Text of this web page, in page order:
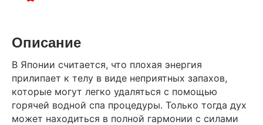
Описание
В Японии считается, что плохая энергия
прилипает к телу в виде неприятных запахов,
которые могут легко удаляться с помощью
горячей водной спа процедуры. Только тогда дух
может находиться в полной гармонии с силами